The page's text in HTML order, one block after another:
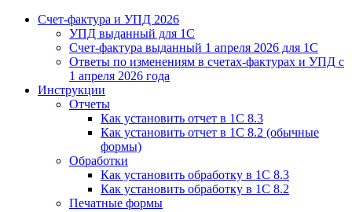
Счет-фактура и УПД 2026
УПД выданный для 1C
Счет-фактура выданный 1 апреля 2026 для 1C
Ответы по изменениям в счетах-фактурах и УПД с
1 апреля 2026 года
Инструкции
Отчеты
Как установить отчет в 1С 8.3
Как установить отчет в 1С 8.2 (обычные
формы)
Обработки
Как установить обработку в 1С 8.3
Как установить обработку в 1С 8.2
Печатные формы